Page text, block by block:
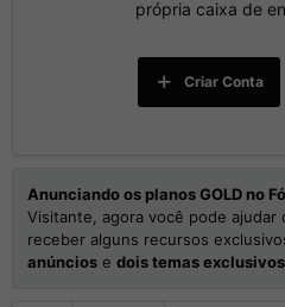
própria caixa de
Criar Conta
Anunciando os planos GOLD no
Visitante, agora você pode ajudar
receber alguns recursos
anúncios e dois temas exclusivos